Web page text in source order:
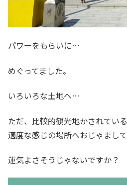
パワーをもらいに…
めぐってました。
いろいろな土地へ…
ただ、比較的観光地かされてい
適度な感じの場所へおじゃまして
運気よさそうじゃないですか？